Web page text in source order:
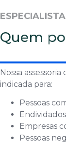
Quem
Nossa
indicada para:
Pessoas
Empresas
Pessoas